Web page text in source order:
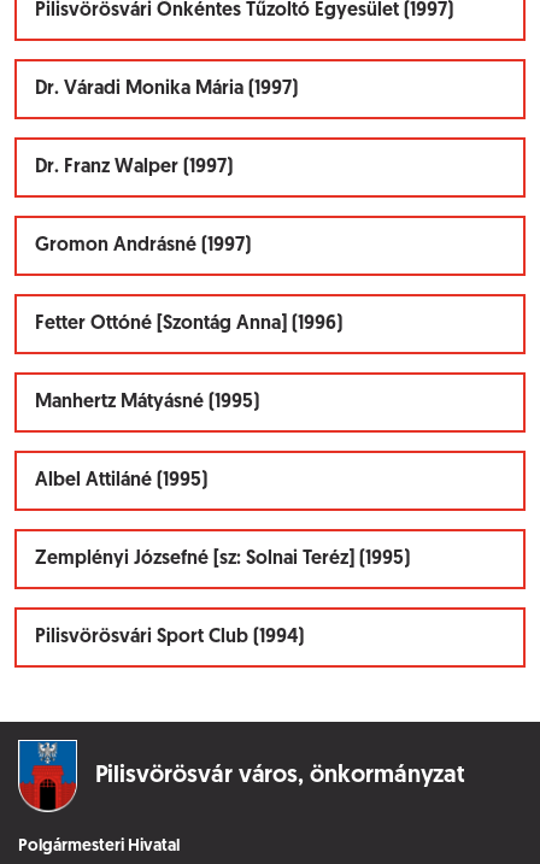
Pilisvörösvári Önkéntes Tűzoltó Egyesület (1997)
Dr. Váradi Monika Mária (1997)
Dr. Franz Walper (1997)
Gromon Andrásné (1997)
Fetter Ottóné [Szontág Anna] (1996)
Manhertz Mátyásné (1995)
Albel Attiláné (1995)
Zemplényi Józsefné [sz: Solnai Teréz] (1995)
Pilisvörösvári Sport Club (1994)
Pilisvörösvár város, önkormányzat
Polgármesteri Hivatal